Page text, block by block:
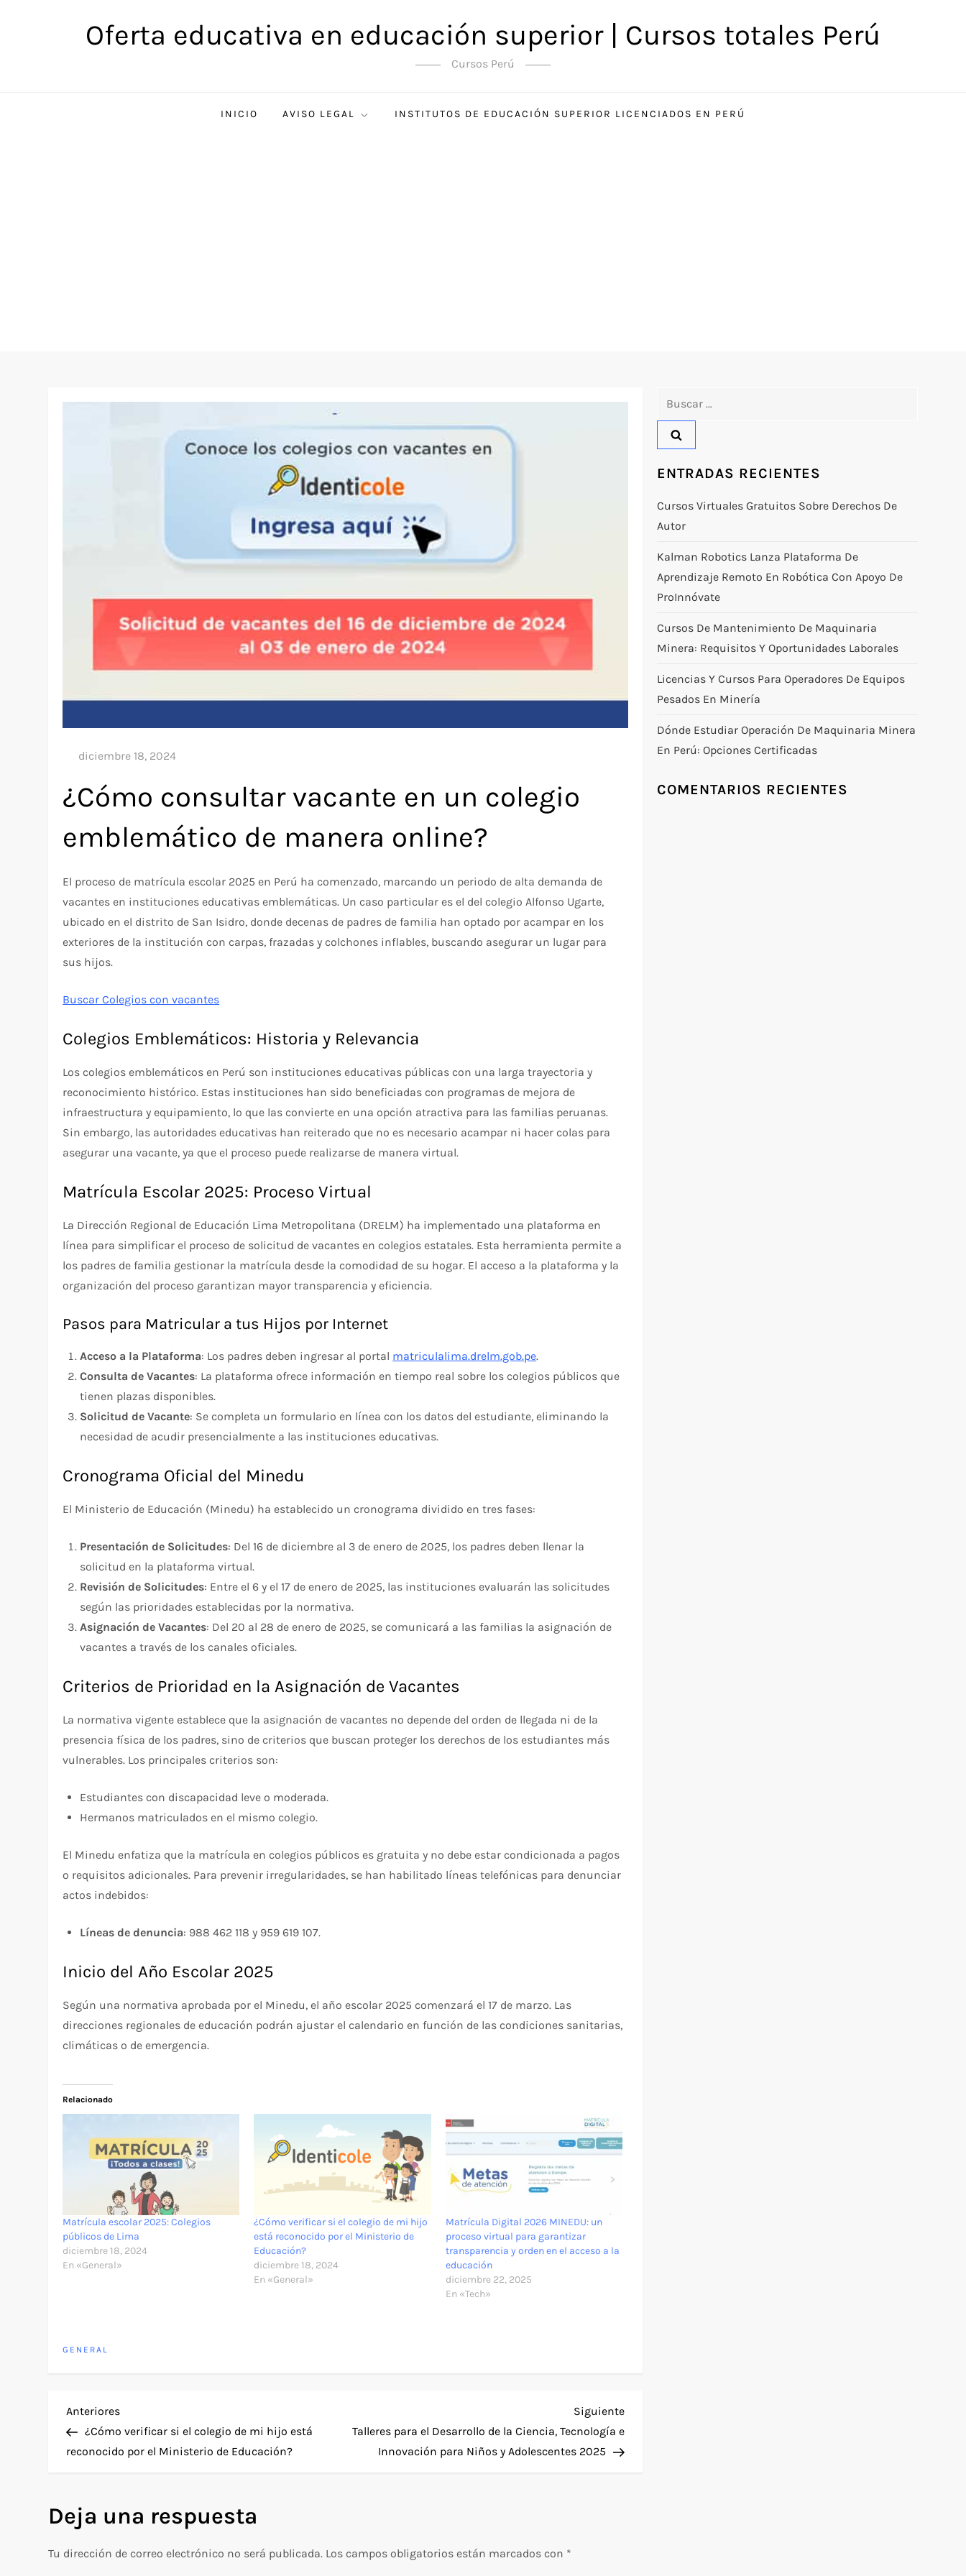
Oferta educativa en educación superior | Cursos totales Perú
Cursos Perú
INICIO AVISO LEGAL INSTITUTOS DE EDUCACIÓN SUPERIOR LICENCIADOS EN PERÚ
¿Cómo consultar vacante en un colegio
emblemático de manera online?
El proceso de matrícula escolar 2025 en Perú ha comenzado, marcando un periodo de alta demanda de
vacantes en instituciones educativas emblemáticas. Un caso particular es el del colegio Alfonso Ugarte,
ubicado en el distrito de San Isidro, donde decenas de padres de familia han optado por acampar en los
exteriores de la institución con carpas, frazadas y colchones inflables, buscando asegurar un lugar para
sus hijos.
Buscar Colegios con vacantes
Colegios Emblemáticos: Historia y Relevancia
Los colegios emblemáticos en Perú son instituciones educativas públicas con una larga trayectoria y
reconocimiento histórico. Estas instituciones han sido beneficiadas con programas de mejora de
infraestructura y equipamiento, lo que las convierte en una opción atractiva para las familias peruanas.
Sin embargo, las autoridades educativas han reiterado que no es necesario acampar ni hacer colas para
asegurar una vacante, ya que el proceso puede realizarse de manera virtual.
Matrícula Escolar 2025: Proceso Virtual
La Dirección Regional de Educación Lima Metropolitana (DRELM) ha implementado una plataforma en
línea para simplificar el proceso de solicitud de vacantes en colegios estatales. Esta herramienta permite a
los padres de familia gestionar la matrícula desde la comodidad de su hogar. El acceso a la plataforma y la
organización del proceso garantizan mayor transparencia y eficiencia.
Pasos para Matricular a tus Hijos por Internet
Acceso a la Plataforma: Los padres deben ingresar al portal matriculalima.drelm.gob.pe.
Consulta de Vacantes: La plataforma ofrece información en tiempo real sobre los colegios públicos que
tienen plazas disponibles.
Solicitud de Vacante: Se completa un formulario en línea con los datos del estudiante, eliminando la
necesidad de acudir presencialmente a las instituciones educativas.
Cronograma Oficial del Minedu
El Ministerio de Educación (Minedu) ha establecido un cronograma dividido en tres fases:
Presentación de Solicitudes: Del 16 de diciembre al 3 de enero de 2025, los padres deben llenar la
solicitud en la plataforma virtual.
Revisión de Solicitudes: Entre el 6 y el 17 de enero de 2025, las instituciones evaluarán las solicitudes
según las prioridades establecidas por la normativa.
Asignación de Vacantes: Del 20 al 28 de enero de 2025, se comunicará a las familias la asignación de
vacantes a través de los canales oficiales.
Criterios de Prioridad en la Asignación de Vacantes
La normativa vigente establece que la asignación de vacantes no depende del orden de llegada ni de la
presencia física de los padres, sino de criterios que buscan proteger los derechos de los estudiantes más
vulnerables. Los principales criterios son:
Estudiantes con discapacidad leve o moderada.
Hermanos matriculados en el mismo colegio.
El Minedu enfatiza que la matrícula en colegios públicos es gratuita y no debe estar condicionada a pagos
o requisitos adicionales. Para prevenir irregularidades, se han habilitado líneas telefónicas para denunciar
actos indebidos:
Líneas de denuncia: 988 462 118 y 959 619 107.
Inicio del Año Escolar 2025
Según una normativa aprobada por el Minedu, el año escolar 2025 comenzará el 17 de marzo. Las
direcciones regionales de educación podrán ajustar el calendario en función de las condiciones sanitarias,
climáticas o de emergencia.
Relacionado
Matrícula escolar 2025: Colegios
públicos de Lima
diciembre 18, 2024
En «General»
¿Cómo verificar si el colegio de mi hijo
está reconocido por el Ministerio de
Educación?
diciembre 18, 2024
En «General»
Matrícula Digital 2026 MINEDU: un
proceso virtual para garantizar
transparencia y orden en el acceso a la
educación
diciembre 22, 2025
En «Tech»
GENERAL
N
a
e
g
Entrada
anterior
Anteriores
¿Cómo verificar si el colegio de mi hijo está
reconocido por el Ministerio de Educación?
Siguiente
entrada
Siguiente
Talleres para el Desarrollo de la Ciencia, Tecnología e
Innovación para Niños y Adolescentes 2025
Deja una respuesta
Tu dirección de correo electrónico no será publicada. Los campos obligatorios están marcados con *
ENTRADAS RECIENTES
Cursos Virtuales Gratuitos Sobre Derechos De
Autor
Kalman Robotics Lanza Plataforma De
Aprendizaje Remoto En Robótica Con Apoyo De
ProInnóvate
Cursos De Mantenimiento De Maquinaria
Minera: Requisitos Y Oportunidades Laborales
Licencias Y Cursos Para Operadores De Equipos
Pesados En Minería
Dónde Estudiar Operación De Maquinaria Minera
En Perú: Opciones Certificadas
COMENTARIOS RECIENTES